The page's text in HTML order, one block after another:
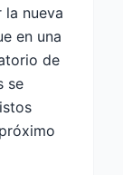
la nueva
en una
de
se